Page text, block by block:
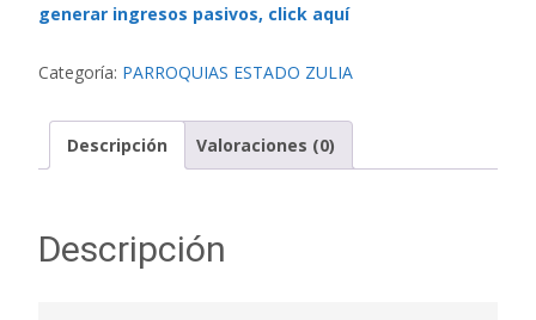
generar ingresos pasivos, click aquí
Categoría: PARROQUIAS ESTADO ZULIA
Descripción Valoraciones (0)
Descripción